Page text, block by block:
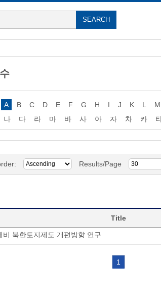
A B C D E F G H I J K L M
나 다 라 마 바 사 아 자 차 카
Results/Page
Title
비 북한토지제도 개편방향 연구
1